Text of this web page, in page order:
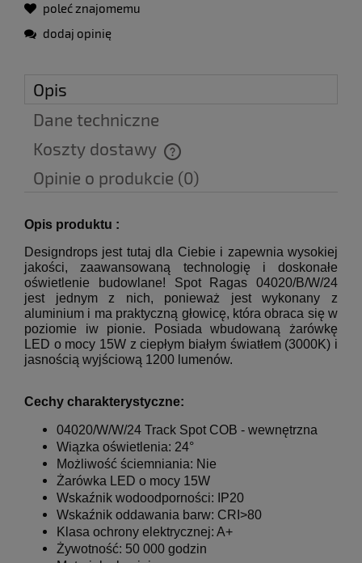
poleć znajomemu
dodaj opinię
Opis
Dane techniczne
Koszty dostawy
Cena nie zawiera ewentualnych kosztów płatności
Opinie o produkcie (0)
Opis produktu :
Designdrops jest tutaj dla Ciebie i zapewnia wysokiej
jakości, zaawansowaną technologię i doskonałe
oświetlenie budowlane! Spot Ragas 04020/B/W/24
jest jednym z nich, ponieważ jest wykonany z
aluminium i ma praktyczną głowicę, która obraca się w
poziomie iw pionie. Posiada wbudowaną żarówkę
LED o mocy 15W z ciepłym białym światłem (3000K) i
jasnością wyjściową 1200 lumenów.
Cechy charakterystyczne:
04020/W/W/24 Track Spot COB - wewnętrzna
Wiązka oświetlenia: 24°
Możliwość ściemniania: Nie
Żarówka LED o mocy 15W
Wskaźnik wodoodporności: IP20
Wskaźnik oddawania barw: CRI>80
Klasa ochrony elektrycznej: A+
Żywotność: 50 000 godzin